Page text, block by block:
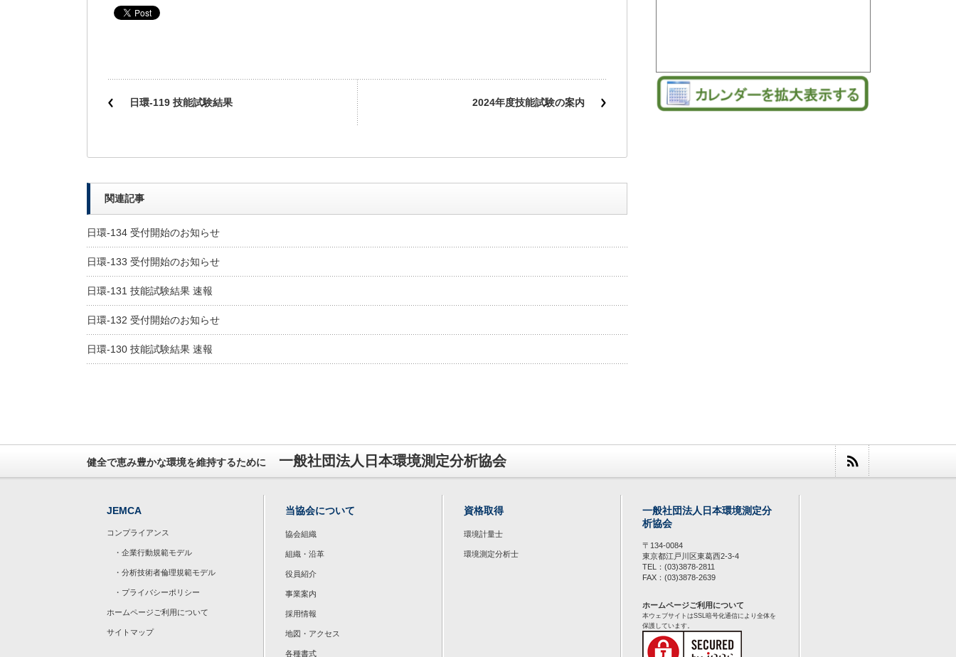
日環-119 技能試験結果 2024年度技能試験の案内
関連記事
日環-134 受付開始のお知らせ
日環-133 受付開始のお知らせ
日環-131 技能試験結果 速報
日環-132 受付開始のお知らせ
日環-130 技能試験結果 速報
健全で恵み豊かな環境を維持するために 一般社団法人日本環境測定分析協会
JEMCA
コンプライアンス
・企業行動規範モデル
・分析技術者倫理規範モデル
・プライバシーポリシー
ホームページご利用について
サイトマップ
当協会について
協会組織
組織・沿革
役員紹介
事業案内
採用情報
地図・アクセス
各種書式
資格取得
環境計量士
環境測定分析士
一般社団法人日本環境測定分
析協会
〒134-0084
東京都江戸川区東葛西2-3-4
TEL：(03)3878-2811
FAX：(03)3878-2639
ホームページご利用について
本ウェブサイトはSSL暗号化通信により全体を
保護しています。